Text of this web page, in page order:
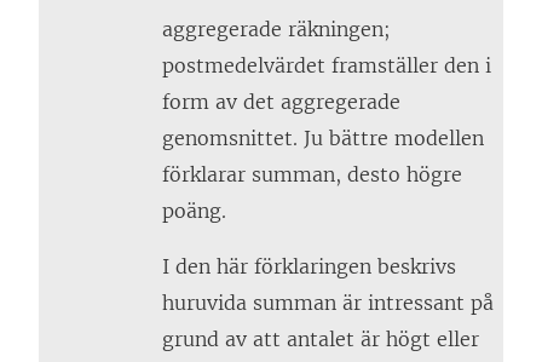
aggregerade räkningen;
postmedelvärdet framställer den i
form av det aggregerade
genomsnittet. Ju bättre modellen
förklarar summan, desto högre
poäng.
I den här förklaringen beskrivs
huruvida summan är intressant på
grund av att antalet är högt eller